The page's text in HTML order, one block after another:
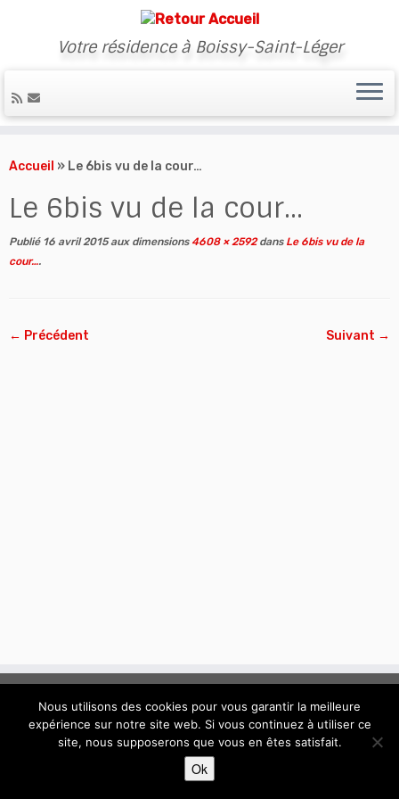
to
Votre résidence à Boissy-Saint-Léger
Accueil » Le 6bis vu de la cour…
Le 6bis vu de la cour…
Publié 16 avril 2015aux dimensions4608 × 2592dansLe 6bis vu de la
cour….
← Précédent Suivant →
© 2015 - 2026 / Conseil Syndical de la copropriété "Connexion"
Résidence "Connexion" à Boissy-Saint-Léger - Val de Marne
Nous utilisons des cookies pour vous garantir la meilleure
expérience sur notre site web. Si vous continuez à utiliser ce
site, nous supposerons que vous en êtes satisfait.
Ok